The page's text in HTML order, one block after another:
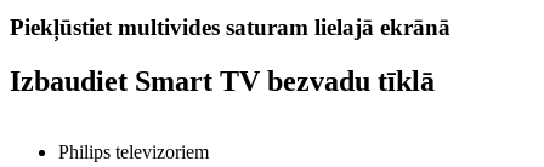
Piekļūstiet multivides saturam lielajā ekrānā
Izbaudiet Smart TV bezvadu tīklā
Philips televizoriem